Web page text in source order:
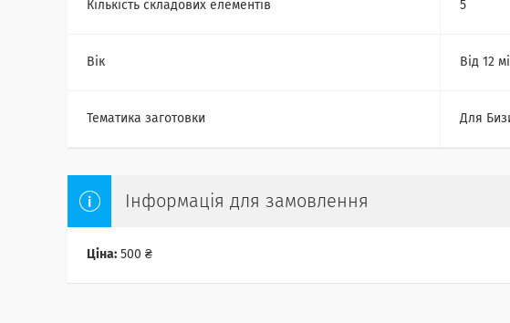
Кількість складових елементів 5
Вік Від 12
Тематика заготовки Для
Інформація для замовлення
Ціна: 500 ₴